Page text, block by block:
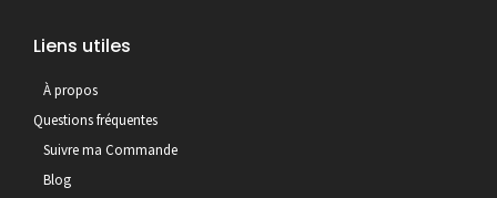
Liens utiles
À propos
Questions fréquentes
Suivre ma Commande
Blog